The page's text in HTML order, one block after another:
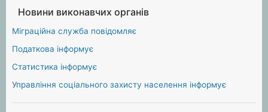
Новини виконавчих органів
Міграційна служба повідомляє
Податкова інформує
Статистика інформує
Управління соціального захисту населення інформує